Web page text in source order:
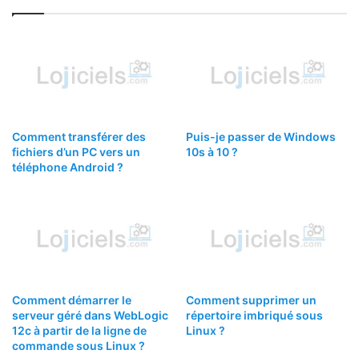
Comment transférer des
fichiers d’un PC vers un
téléphone Android ?
Puis-je passer de Windows
10s à 10 ?
Comment démarrer le
serveur géré dans WebLogic
12c à partir de la ligne de
commande sous Linux ?
Comment supprimer un
répertoire imbriqué sous
Linux ?